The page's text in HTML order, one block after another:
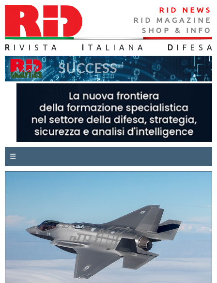
RID NEWS
RID MAGAZINE
SHOP & INFO
R IVISTA TALIANA D IFES A
☰